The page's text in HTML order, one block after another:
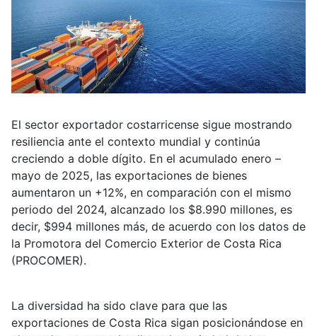
El sector exportador costarricense sigue mostrando
resiliencia ante el contexto mundial y continúa
creciendo a doble dígito. En el acumulado enero –
mayo de 2025, las exportaciones de bienes
aumentaron un +12%, en comparación con el mismo
periodo del 2024, alcanzado los $8.990 millones, es
decir, $994 millones más, de acuerdo con los datos de
la Promotora del Comercio Exterior de Costa Rica
(PROCOMER).
La diversidad ha sido clave para que las
exportaciones de Costa Rica sigan posicionándose en